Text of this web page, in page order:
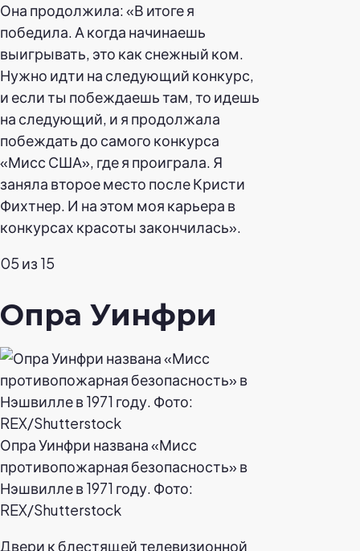
Она продолжила: «В итоге я
победила. А когда начинаешь
выигрывать, это как снежный ком.
Нужно идти на следующий конкурс,
и если ты побеждаешь там, то идешь
на следующий, и я продолжала
побеждать до самого конкурса
«Мисс США», где я проиграла. Я
заняла второе место после Кристи
Фихтнер. И на этом моя карьера в
конкурсах красоты закончилась».
05 из 15
Опра Уинфри
Опра Уинфри названа «Мисс
противопожарная безопасность» в
Нэшвилле в 1971 году. Фото:
REX/Shutterstock
Двери к блестящей телевизионной